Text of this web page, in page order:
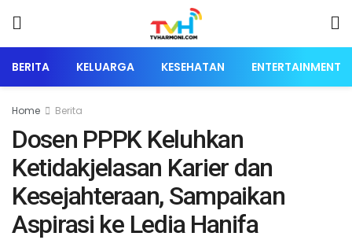
BERITA KELUARGA KESEHATAN ENTERTAINMENT
Home Berita
Dosen PPPK Keluhkan
Ketidakjelasan Karier dan
Kesejahteraan, Sampaikan
Aspirasi ke Ledia Hanifa